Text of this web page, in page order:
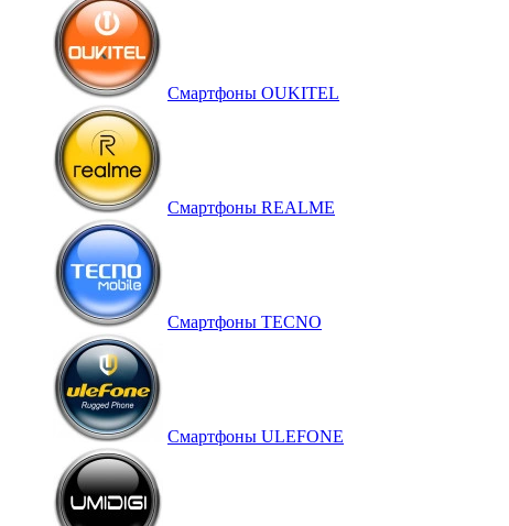
Смартфоны OUKITEL
Смартфоны REALME
Смартфоны TECNO
Смартфоны ULEFONE